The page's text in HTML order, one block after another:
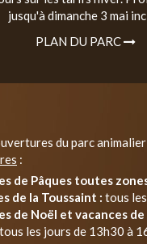
jusqu'à dimanche 3 mai
PLAN DU PARC
du parc
:
de Pâques toutes
de la Toussaint : tous
de Noël et vacances
tous les jours de 13h30 à